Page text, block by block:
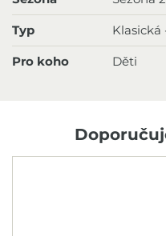
Typ Klasická
Pro koho Děti